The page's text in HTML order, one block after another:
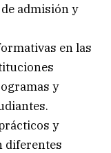
admisión y
en las
y
y
diferentes